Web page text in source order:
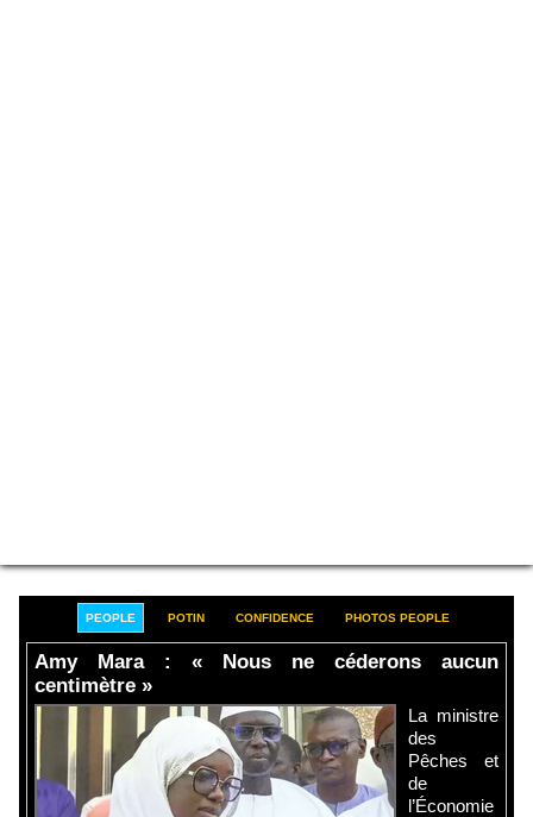
PEOPLE POTIN CONFIDENCE PHOTOS PEOPLE
Amy Mara : « Nous ne céderons aucun
centimètre »
La ministre
des
Pêches et
de
l’Économie